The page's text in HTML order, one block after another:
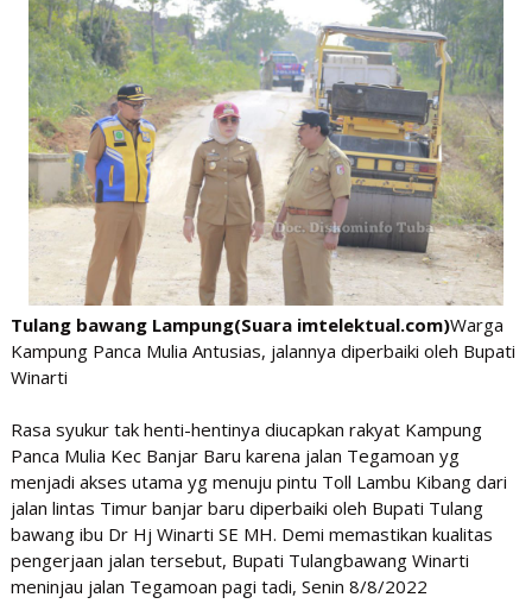
Tulang bawang Lampung(Suara imtelektual.com)Warga
Kampung Panca Mulia Antusias, jalannya diperbaiki oleh Bupati
Winarti
Rasa syukur tak henti-hentinya diucapkan rakyat Kampung
Panca Mulia Kec Banjar Baru karena jalan Tegamoan yg
menjadi akses utama yg menuju pintu Toll Lambu Kibang dari
jalan lintas Timur banjar baru diperbaiki oleh Bupati Tulang
bawang ibu Dr Hj Winarti SE MH. Demi memastikan kualitas
pengerjaan jalan tersebut, Bupati Tulangbawang Winarti
meninjau jalan Tegamoan pagi tadi, Senin 8/8/2022